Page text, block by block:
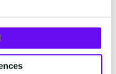
别，徽标和名称更
和 Apple
商。